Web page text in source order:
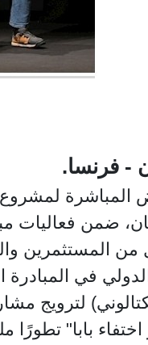
- فرنسا.
المستثمرين
الدولي في
لترويج
بابا" تطورًا